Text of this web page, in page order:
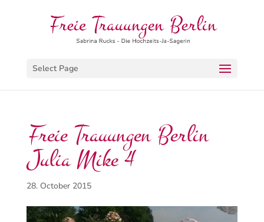
Select Page
Freie Trauungen Berlin
Julia Mike 4
28. October 2015